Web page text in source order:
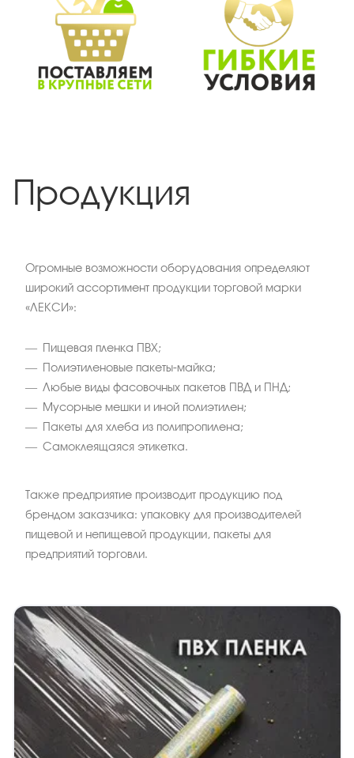
Продукция
Огромные возможности оборудования определяют
широкий ассортимент продукции торговой марки
«ЛЕКСИ»:
Пищевая пленка ПВХ;
Полиэтиленовые пакеты-майка;
Любые виды фасовочных пакетов ПВД и ПНД;
Мусорные мешки и иной полиэтилен;
Пакеты для хлеба из полипропилена;
Самоклеящаяся этикетка.
Также предприятие производит продукцию под
брендом заказчика: упаковку для производителей
пищевой и непищевой продукции, пакеты для
предприятий торговли.